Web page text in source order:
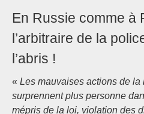
En Russie comme à
l’arbitraire de la
l’abris !
« Les mauvaises actions de
surprennent plus personne
mépris de la loi, violation des